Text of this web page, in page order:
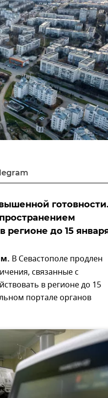
регионе до 15
В Севастополе продлен
связанные с
в регионе до 15
портале органов